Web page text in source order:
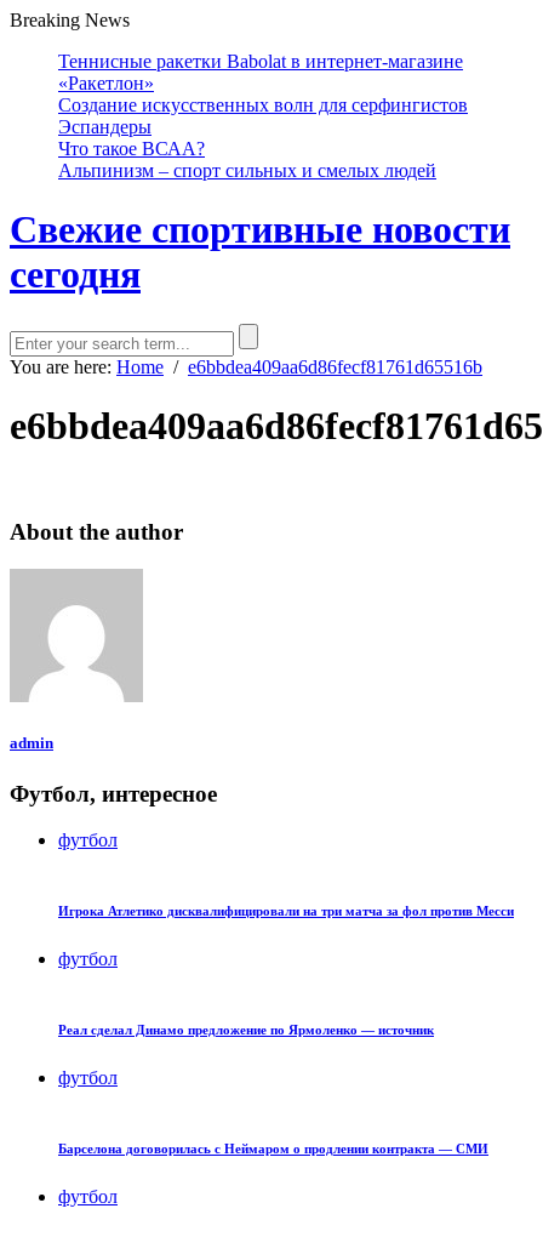
Breaking News
Теннисные ракетки Babolat в интернет-магазине
«Ракетлон»
Создание искусственных волн для серфингистов
Эспандеры
Что такое ВСАА?
Альпинизм – спорт сильных и смелых людей
Свежие спортивные новости
сегодня
You are here: Home / e6bbdea409aa6d86fecf81761d65516b
About the author
admin
Футбол, интересное
футбол
Игрока Атлетико дисквалифицировали на три матча за фол против Месси
футбол
Реал сделал Динамо предложение по Ярмоленко — источник
футбол
Барселона договорилась с Неймаром о продлении контракта — СМИ
футбол